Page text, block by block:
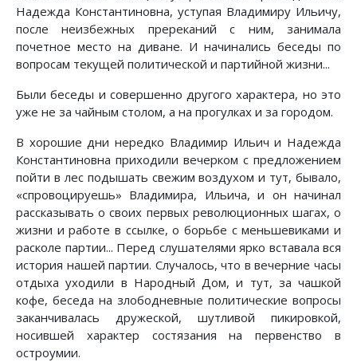
Надежда Константиновна, уступая Владимиру Ильичу,
после неизбежных пререканий с ним, занимала
почетное место на диване. И начинались беседы по
вопросам текущей политической и партийной жизни...
Были беседы и совершенно другого характера, но это
уже не за чайным столом, а на прогулках и за городом.
В хорошие дни нередко Владимир Ильич и Надежда
Константиновна приходили вечерком с предложением
пойти в лес подышать свежим воздухом и тут, бывало,
«спровоцируешь» Владимира, Ильича, и он начинал
рассказывать о своих первых революционных шагах, о
жизни и работе в ссылке, о борьбе с меньшевиками и
расколе партии... Перед слушателями ярко вставала вся
история нашей партии. Случалось, что в вечерние часы
отдыха уходили в Народный Дом, и тут, за чашкой
кофе, беседа на злободневные политические вопросы
заканчивалась дружеской, шутливой пикировкой,
носившей характер состязания на первенство в
остроумии.